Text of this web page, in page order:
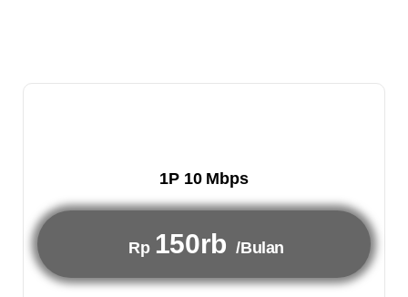
1P 10 Mbps
Rp 150rb /Bulan